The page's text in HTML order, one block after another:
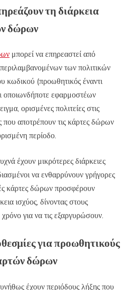
τη διάρκεια
δώρων
μπορεί να επηρεαστεί από
των πολιτικών
κωδικού (προωθητικός έναντι
οποιωνδήποτε εφαρμοστέων
ορισμένες πολιτείες στις
αποτρέπουν τις κάρτες δώρων
περίοδο.
έχουν μικρότερες διάρκειες
να ενθαρρύνουν γρήγορες
κάρτες δώρων προσφέρουν
ισχύος, δίνοντας στους
για να τις εξαργυρώσουν.
για προωθητικούς
δώρων
έχουν περιόδους λήξης που